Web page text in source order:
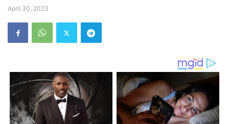
April 30, 2023